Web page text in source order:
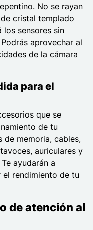
No se rayan
cristal templado
los sensores sin
aprovechar al
de la cámara
para el
que se
de tu
de memoria, cables,
auriculares y
ayudarán a
rendimiento de tu
de atención al